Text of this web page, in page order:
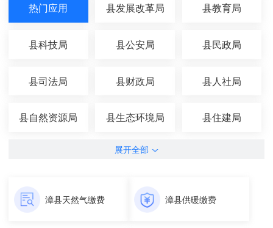
热门应用 县发展改革局 县教育局
县科技局 县公安局 县民政局
县司法局 县财政局 县人社局
县自然资源局 县生态环境局 县住建局
展开全部
漳县天然气缴费 漳县供暖缴费